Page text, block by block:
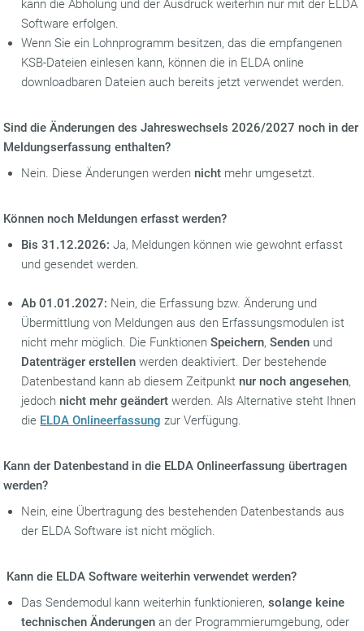
kann die Abholung und der Ausdruck weiterhin nur mit der ELDA
Software erfolgen.
Wenn Sie ein Lohnprogramm besitzen, das die empfangenen
KSB-Dateien einlesen kann, können die in ELDA online
downloadbaren Dateien auch bereits jetzt verwendet werden.
Sind die Änderungen des Jahreswechsels 2026/2027 noch in der
Meldungserfassung enthalten?
Nein. Diese Änderungen werden nicht mehr umgesetzt.
Können noch Meldungen erfasst werden?
Bis 31.12.2026: Ja, Meldungen können wie gewohnt erfasst
und gesendet werden.
Ab 01.01.2027: Nein, die Erfassung bzw. Änderung und
Übermittlung von Meldungen aus den Erfassungsmodulen ist
nicht mehr möglich. Die FunktionenSpeichern,Senden und
Datenträger erstellen werden deaktiviert. Der bestehende
Datenbestand kann ab diesem Zeitpunkt nur noch angesehen,
jedoch nicht mehr geändertwerden. Als Alternative steht Ihnen
die ELDA Onlineerfassung zur Verfügung.
Kann der Datenbestand in die ELDA Onlineerfassung übertragen
werden?
Nein, eine Übertragung des bestehenden Datenbestands aus
der ELDA Software ist nicht möglich.
Kann die ELDA Software weiterhin verwendet werden?
Das Sendemodul kann weiterhin funktionieren,solange keine
technischen Änderungen an der Programmierumgebung, oder